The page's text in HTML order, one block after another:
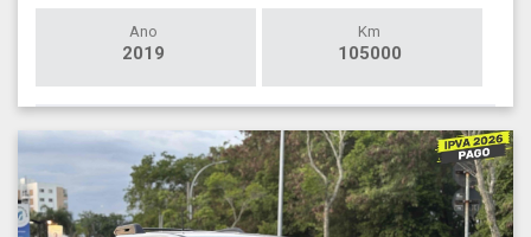
Ano
2019
Km
105000